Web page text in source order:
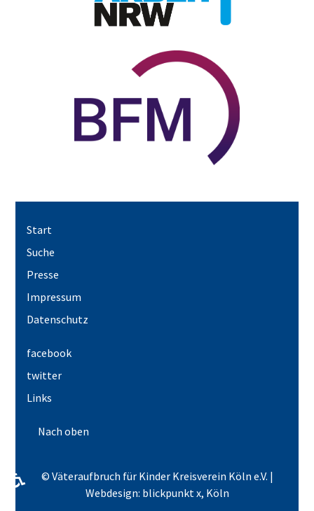
Start
Suche
Presse
Impressum
Datenschutz
facebook
twitter
Links
Nach oben
© Väteraufbruch für Kinder Kreisverein Köln e.V. |
Webdesign: blickpunkt x, Köln